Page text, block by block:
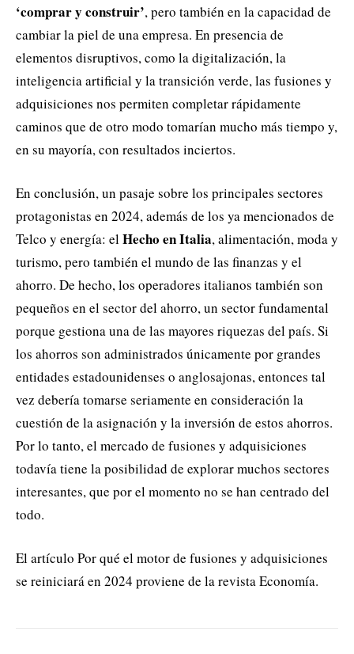
‘comprar y construir’, pero también en la capacidad de
cambiar la piel de una empresa. En presencia de
elementos disruptivos, como la digitalización, la
inteligencia artificial y la transición verde, las fusiones y
adquisiciones nos permiten completar rápidamente
caminos que de otro modo tomarían mucho más tiempo y,
en su mayoría, con resultados inciertos.
En conclusión, un pasaje sobre los principales sectores
protagonistas en 2024, además de los ya mencionados de
Telco y energía: elHecho en Italia, alimentación, moda y
turismo, pero también el mundo de las finanzas y el
ahorro. De hecho, los operadores italianos también son
pequeños en el sector del ahorro, un sector fundamental
porque gestiona una de las mayores riquezas del país. Si
los ahorros son administrados únicamente por grandes
entidades estadounidenses o anglosajonas, entonces tal
vez debería tomarse seriamente en consideración la
cuestión de la asignación y la inversión de estos ahorros.
Por lo tanto, el mercado de fusiones y adquisiciones
todavía tiene la posibilidad de explorar muchos sectores
interesantes, que por el momento no se han centrado del
todo.
El artículo Por qué el motor de fusiones y adquisiciones
se reiniciará en 2024 proviene de la revista Economía.